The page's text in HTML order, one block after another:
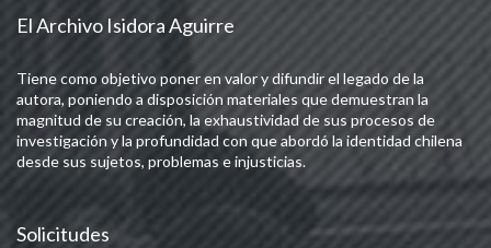
El Archivo Isidora Aguirre
Tiene como objetivo poner en valor y difundir el legado de la
autora, poniendo a disposición materiales que demuestran la
magnitud de su creación, la exhaustividad de sus procesos de
investigación y la profundidad con que abordó la identidad chilena
desde sus sujetos, problemas e injusticias.
Solicitudes